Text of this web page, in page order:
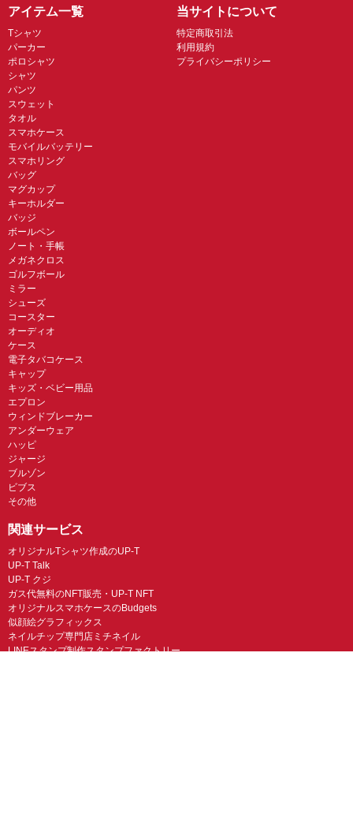
アイテム一覧
Tシャツ
パーカー
ポロシャツ
シャツ
パンツ
スウェット
タオル
スマホケース
モバイルバッテリー
スマホリング
バッグ
マグカップ
キーホルダー
バッジ
ボールペン
ノート・手帳
メガネクロス
ゴルフボール
ミラー
シューズ
コースター
オーディオ
ケース
電子タバコケース
キャップ
キッズ・ベビー用品
エプロン
ウィンドブレーカー
アンダーウェア
ハッピ
ジャージ
ブルゾン
ビブス
その他
当サイトについて
特定商取引法
利用規約
プライバシーポリシー
関連サービス
オリジナルTシャツ作成のUP-T
UP-T Talk
UP-T クジ
ガス代無料のNFT販売・UP-T NFT
オリジナルスマホケースのBudgets
似顔絵グラフィックス
ネイルチップ専門店ミチネイル
LINEスタンプ制作スタンプファクトリー